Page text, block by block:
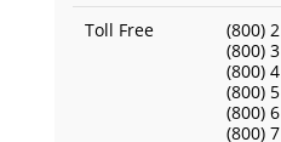
Toll Free
(800) 2
(800) 3
(800) 4
(800) 5
(800) 6
(800) 7